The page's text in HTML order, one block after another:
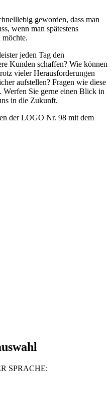
geworden, dass man
wenn man spätestens
jeden Tag den
Kunden schaffen? Wie können
vieler Herausforderungen
aufstellen? Fragen wie diese
Werfen Sie gerne einen Blick in
in die Zukunft.
der LOGO Nr. 98 mit dem
SPRACHE: